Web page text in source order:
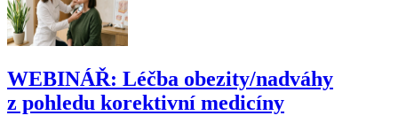
WEBINÁŘ: Léčba obezity/nadváhy
z pohledu korektivní medicíny